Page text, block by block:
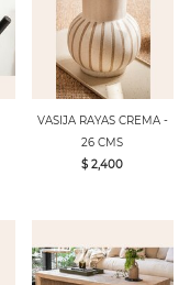
VASIJA RAYAS CREMA -
26 CMS
$ 2,400